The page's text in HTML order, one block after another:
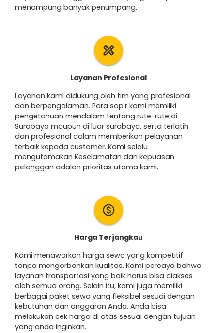
menampung banyak penumpang.
design_services
Layanan Profesional
Layanan kami didukung oleh tim yang profesional
dan berpengalaman. Para sopir kami memiliki
pengetahuan mendalam tentang rute-rute di
Surabaya maupun di luar surabaya, serta terlatih
dan profesional dalam memberikan pelayanan
terbaik kepada customer. Kami selalu
mengutamakan Keselamatan dan kepuasan
pelanggan adalah prioritas utama kami.
monetization_on
Harga Terjangkau
Kami menawarkan harga sewa yang kompetitif
tanpa mengorbankan kualitas. Kami percaya bahwa
layanan transportasi yang baik harus bisa diakses
oleh semua orang. Selain itu, kami juga memiliki
berbagai paket sewa yang fleksibel sesuai dengan
kebutuhan dan anggaran Anda. Anda bisa
melakukan cek harga di atas sesuai dengan tujuan
yang anda inginkan.